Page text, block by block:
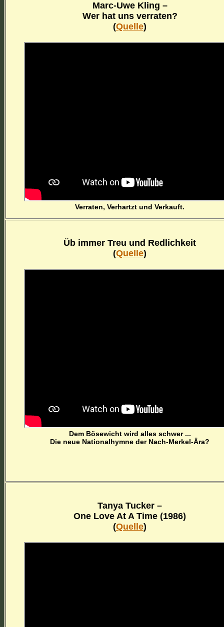
Marc-Uwe Kling –
Wer hat uns verraten?
(Quelle)
Verraten, Verhartzt und Verkauft.
Üb immer Treu und Redlichkeit
(Quelle)
Dem Bösewicht wird alles schwer ...
Die neue Nationalhymne der Nach-Merkel-Ära?
Tanya Tucker –
One Love At A Time (1986)
(Quelle)